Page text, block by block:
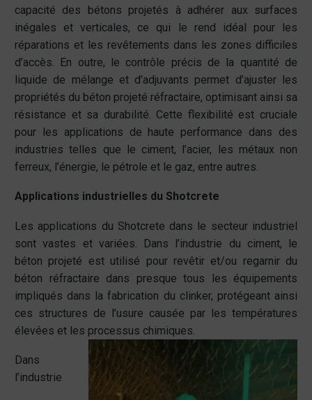
capacité des bétons projetés à adhérer aux surfaces
inégales et verticales, ce qui le rend idéal pour les
réparations et les revêtements dans les zones difficiles
d’accès. En outre, le contrôle précis de la quantité de
liquide de mélange et d’adjuvants permet d’ajuster les
propriétés du béton projeté réfractaire, optimisant ainsi sa
résistance et sa durabilité. Cette flexibilité est cruciale
pour les applications de haute performance dans des
industries telles que le ciment, l’acier, les métaux non
ferreux, l’énergie, le pétrole et le gaz, entre autres.
Applications industrielles du Shotcrete
Les applications du Shotcrete dans le secteur industriel
sont vastes et variées. Dans l’industrie du ciment, le
béton projeté est utilisé pour revêtir et/ou regarnir du
béton réfractaire dans presque tous les équipements
impliqués dans la fabrication du clinker, protégeant ainsi
ces structures de l’usure causée par les températures
élevées et les processus chimiques.
Dans
l’industrie